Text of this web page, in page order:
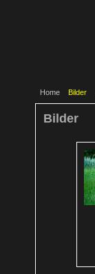
Home Bilder
Bilder